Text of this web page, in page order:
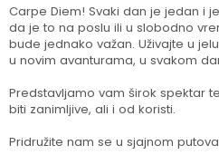
Carpe Diem! Svaki dan je jedan i
da je to na poslu ili u slobodno
bude jednako važan. Uživajte u
u novim avanturama, u svakom
Predstavljamo vam širok spektar
biti zanimljive, ali i od koristi.
Pridružite nam se u sjajnom